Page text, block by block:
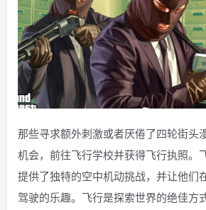
那些寻求额外刺激或者厌倦了四轮街头
机会，前往飞行学校并获得飞行执照。
提供了独特的空中机动挑战，并让他们
驾驶的乐趣。飞行是探索世界的绝佳方